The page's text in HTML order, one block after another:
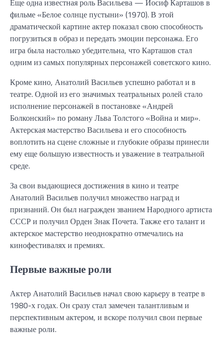
Еще одна известная роль Васильева — Иосиф Карташов в
фильме «Белое солнце пустыни» (1970). В этой
драматической картине актер показал свою способность
погрузиться в образ и передать эмоции персонажа. Его
игра была настолько убедительна, что Карташов стал
одним из самых популярных персонажей советского кино.
Кроме кино, Анатолий Васильев успешно работал и в
театре. Одной из его значимых театральных ролей стало
исполнение персонажей в постановке «Андрей
Болконский» по роману Льва Толстого «Война и мир».
Актерская мастерство Васильева и его способность
воплотить на сцене сложные и глубокие образы принесли
ему еще большую известность и уважение в театральной
среде.
За свои выдающиеся достижения в кино и театре
Анатолий Васильев получил множество наград и
признаний. Он был награжден званием Народного артиста
СССР и получил Орден Знак Почета. Также его талант и
актерское мастерство неоднократно отмечались на
кинофестивалях и премиях.
Первые важные роли
Актер Анатолий Васильев начал свою карьеру в театре в
1980-х годах. Он сразу стал замечен талантливым и
перспективным актером, и вскоре получил свои первые
важные роли.